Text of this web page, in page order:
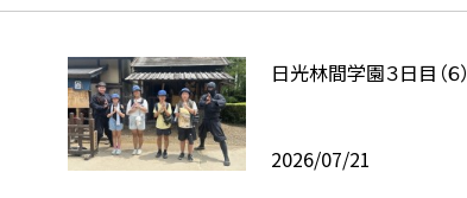
日光林間学園３日目（６）
2026/07/21